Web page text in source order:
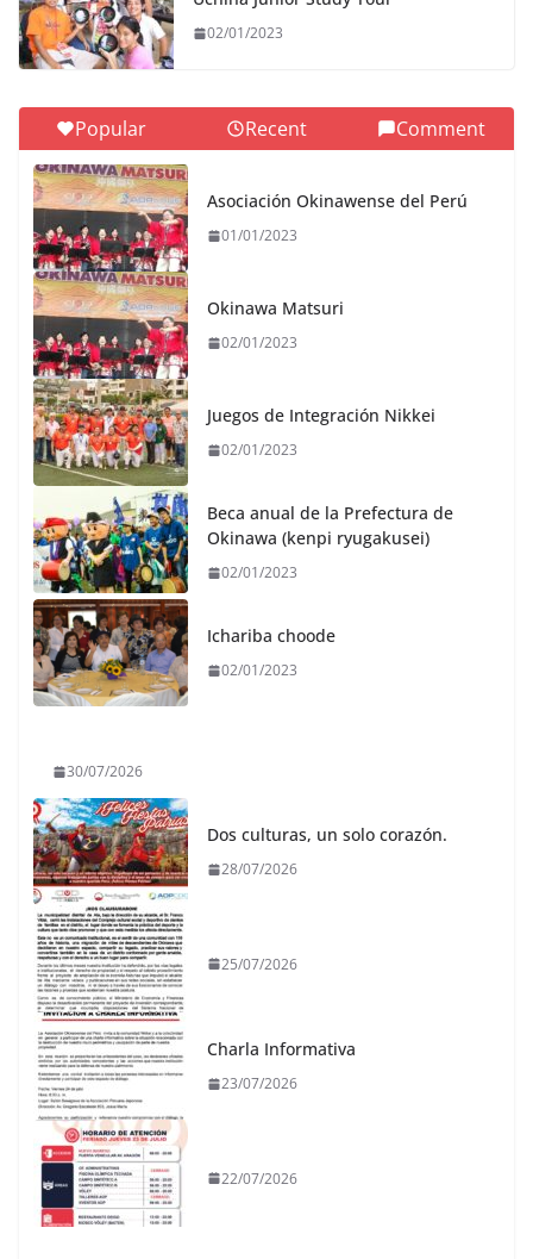
02/01/2023
Popular Recent Comment
Asociación Okinawense del Perú
01/01/2023
Okinawa Matsuri
02/01/2023
Juegos de Integración Nikkei
02/01/2023
Beca anual de la Prefectura de
Okinawa (kenpi ryugakusei)
02/01/2023
Ichariba choode
02/01/2023
30/07/2026
Dos culturas, un solo corazón.
28/07/2026
25/07/2026
Charla Informativa
23/07/2026
22/07/2026